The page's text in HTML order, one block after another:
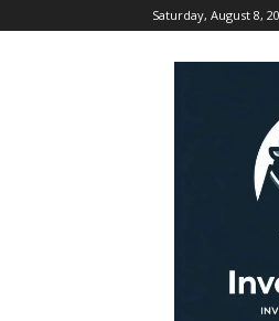
Saturday, August 8,